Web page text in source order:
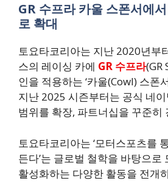
GR 수프라 카울 스폰서에
로 확대
토요타코리아는 지난 2020년부
스의 레이싱 카에 GR 수프라(GR
인을 적용하는 ‘카울(Cowl) 스폰
지난 2025 시즌부터는 공식 네
범위를 확장, 파트너십을 꾸준히
토요타코리아는 ‘모터스포츠를
든다’는 글로벌 철학을 바탕으로
활성화하는 다양한 활동을 전개